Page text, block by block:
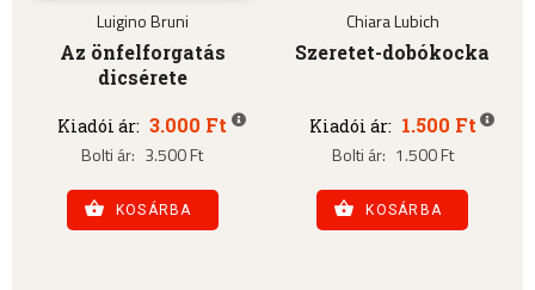
Luigino Bruni
Az önfelforgatás
dicsérete
Kiadói ár: 3.000 Ft
Bolti ár: 3.500 Ft
KOSÁRBA
Chiara Lubich
Szeretet-dobókocka
Kiadói ár: 1.500 Ft
Bolti ár: 1.500 Ft
KOSÁRBA